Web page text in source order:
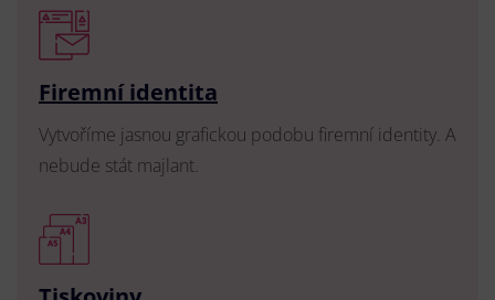
Firemní identita
Vytvoříme jasnou grafickou podobu firemní identity. A
nebude stát majlant.